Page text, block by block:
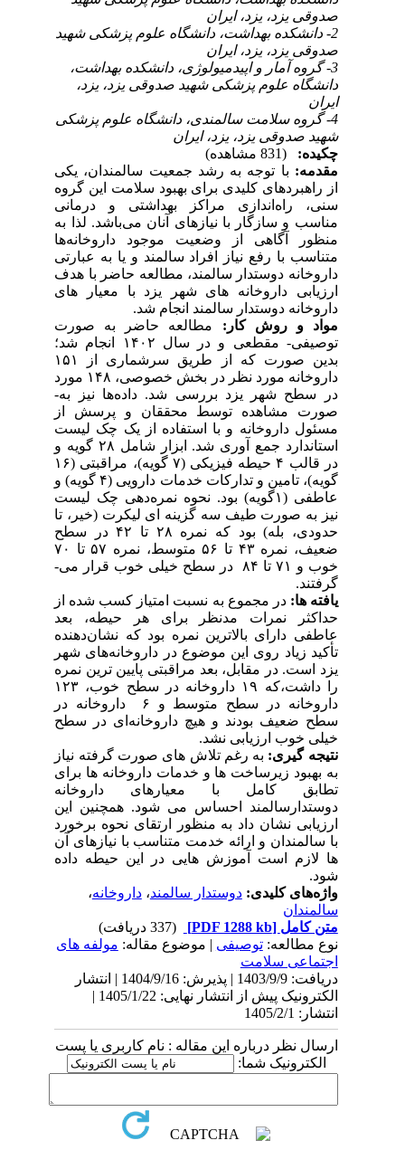
صدوقی یزد، یزد، ایران
2- دانشکده بهداشت، دانشگاه علوم پزشکی شهید
صدوقی یزد، یزد، ایران
3- گروه آمار و اپیدمیولوژی، دانشکده بهداشت،
دانشگاه علوم پزشکی شهید صدوقی یزد، یزد،
ایران
4- گروه سلامت سالمندی، دانشگاه علوم پزشکی
شهید صدوقی یزد، یزد، ایران
چکیده:
مقدمه:با توجه به رشد جمعیت سالمندان، یکی
از راهبردهای کلیدی برای بهبود سلامت این گروه
سنی، راه‌اندازی مراکز بهداشتی و درمانی
مناسب و سازگار با نیازهای آنان می‌باشد. لذا به
منظور آگاهی از وضعیت موجود داروخانه‌ها
متناسب با رفع نیاز افراد سالمند و یا به عبارتی
داروخانه دوستدار سالمند، مطالعه حاضر با هدف
ارزیابی داروخانه های شهر یزد با معیار های
داروخانه دوستدار سالمند انجام شد.
مواد و روش کار:مطالعه حاضر به صورت
توصیفی- مقطعی و در سال ۱۴۰۲ انجام شد؛
بدین صورت که از طریق سرشماری از ۱۵۱
داروخانه مورد نظر در بخش خصوصی، ۱۴۸ مورد
در سطح شهر یزد بررسی شد. داده‌ها نیز به­
صورت مشاهده توسط محققان و پرسش از
مسئول داروخانه و با استفاده از یک چک لیست
استاندارد جمع آوری شد. ابزار شامل ۲۸ گویه و
در قالب ۴ حیطه فیزیکی (۷ گویه)، مراقبتی (۱۶
گویه)، تامین و تدارکات خدمات دارویی (۴ گویه) و
عاطفی (۱گویه) بود. نحوه نمره‌دهی چک لیست
نیز به صورت طیف سه گزینه ­ای لیکرت (خیر، تا
حدودی، بله) بود که نمره ۲۸ تا ۴۲ در سطح
ضعیف، نمره ۴۳ تا ۵۶ متوسط، نمره ۵۷ تا ۷۰
خوب و ۷۱ تا ۸۴ در سطح خیلی خوب قرار می­
گرفتند.
یافته ها:در مجموع به نسبت امتیاز کسب شده از
حداکثر نمرات مدنظر برای هر حیطه، بعد
عاطفی دارای بالاترین نمره بود که نشان‌دهنده‌
تأکید زیاد روی این موضوع در داروخانه‌های شهر
یزد است. در مقابل، بعد مراقبتی پایین ترین نمره
را داشت،که ۱۹ داروخانه در سطح خوب، ۱۲۳
داروخانه در سطح متوسط و ۶ داروخانه در
سطح ضعیف بودند و هیچ داروخانه‌ای در سطح
خیلی خوب ارزیابی نشد.
نتیجه گیری:به رغم تلاش های صورت گرفته نیاز
به بهبود زیرساخت ها و خدمات داروخانه ها برای
تطابق کامل با معیارهای داروخانه
دوستدارسالمند احساس می شود. همچنین این
ارزیابی نشان داد به منظور ارتقای نحوه برخورد
با سالمندان و ارائه خدمت متناسب با نیازهای آن
ها لازم است آموزش هایی در این حیطه داده
شود.
واژه‌های کلیدی:دوستدار سالمند،داروخانه،
سالمندان
متن کامل[PDF 1288 kb]
نوع مطالعه:توصیفی| موضوع مقاله:مولفه های
اجتماعی سلامت
دریافت: 1403/9/9 | پذیرش: 1404/9/16 | انتشار
الکترونیک پیش از انتشار نهایی: 1405/1/22 |
انتشار: 1405/2/1
ارسال نظر درباره این مقاله : نام کاربری یا پست
الکترونیک شما: